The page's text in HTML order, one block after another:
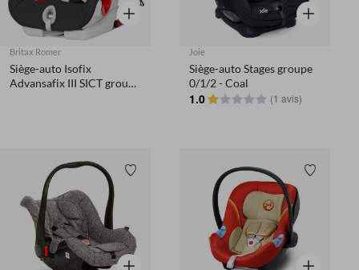
Aperçu rapide
Britax Romer
Siège-auto Isofix
Advansafix III SICT groupe
Aperçu
Joie
Siège-auto Stages groupe
0/1/2 - Coal
1.0 (1 avis)
Liste de souhaits
Aperçu rapide
Liste de
Aperçu